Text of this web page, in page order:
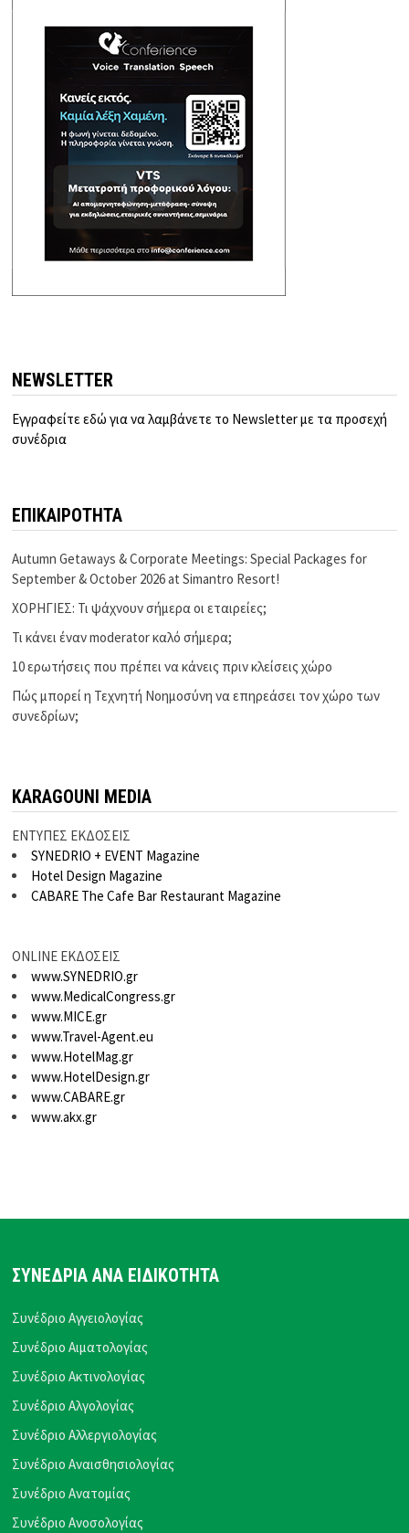
NEWSLETTER
Εγγραφείτε εδώ για να λαμβάνετε το Newsletter με τα προσεχή
συνέδρια
ΕΠΙΚΑΙΡΟΤΗΤΑ
Autumn Getaways & Corporate Meetings: Special Packages for
September & October 2026 at Simantro Resort!
ΧΟΡΗΓΙΕΣ: Τι ψάχνουν σήμερα οι εταιρείες;
Τι κάνει έναν moderator καλό σήμερα;
10 ερωτήσεις που πρέπει να κάνεις πριν κλείσεις χώρο
Πώς μπορεί η Τεχνητή Νοημοσύνη να επηρεάσει τον χώρο των
συνεδρίων;
KARAGOUNI MEDIA
ΕΝΤΥΠΕΣ ΕΚΔΟΣΕΙΣ
SYNEDRIO + EVENT Magazine
Hotel Design Magazine
CABARE The Cafe Bar Restaurant Magazine
ONLINE ΕΚΔΟΣΕΙΣ
www.SYNEDRIO.gr
www.MedicalCongress.gr
www.MICE.gr
www.Travel-Agent.eu
www.HotelMag.gr
www.HotelDesign.gr
www.CABARE.gr
www.akx.gr
ΣΥΝΕΔΡΙΑ ΑΝΑ ΕΙΔΙΚΟΤΗΤΑ
Συνέδριο Αγγειολογίας
Συνέδριο Αιματολογίας
Συνέδριο Ακτινολογίας
Συνέδριο Αλγολογίας
Συνέδριο Αλλεργιολογίας
Συνέδριο Αναισθησιολογίας
Συνέδριο Ανατομίας
Συνέδριο Ανοσολογίας